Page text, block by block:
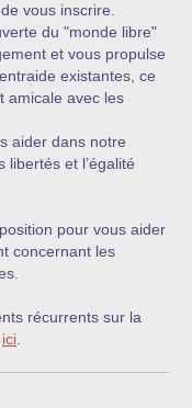
vous inscrire.
du "monde libre"
et vous propulse
existantes, ce
amicale avec les
aider dans notre
et l’égalité
pour vous aider
concernant les
récurrents sur la
ici